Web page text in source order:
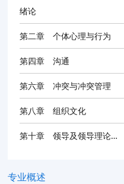
绪论
第二章 个体心理与行为
第四章 沟通
第六章 冲突与冲突管理
第八章 组织文化
第十章 领导及领导理论的发展
专业概述